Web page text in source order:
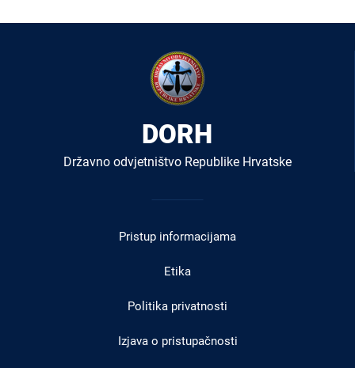
DORH
Državno odvjetništvo Republike Hrvatske
Pristup informacijama
Etika
Politika privatnosti
Izjava o pristupačnosti